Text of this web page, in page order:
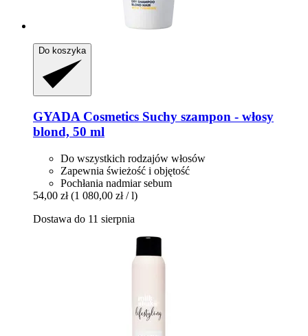
Do koszyka
GYADA Cosmetics Suchy szampon -​ włosy
blond, 50 ml
Do wszystkich rodzajów włosów
Zapewnia świeżość i objętość
Pochłania nadmiar sebum
54,00 zł (1 080,00 zł / l)
Dostawa do 11 sierpnia